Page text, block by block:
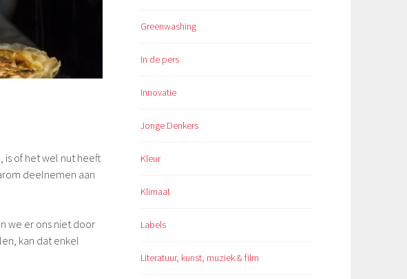
is of het wel nut heeft
deelnemen aan
we er ons niet door
kan dat enkel
Greenwashing
In de pers
Innovatie
Jonge Denkers
Kleur
Klimaat
Labels
Literatuur, kunst, muziek & film